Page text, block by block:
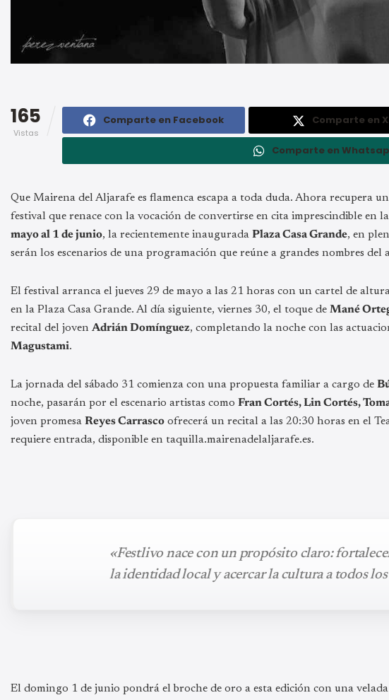
165
Vistas
Comparte en Facebook Comparte en X
Comparte en
Que Mairena del Aljarafe es flamenca escapa a toda duda. Ahora recupera
festival que renace con la vocación de convertirse en cita imprescindible en
mayo al 1 de junio, la recientemente inaugurada Plaza Casa Grande, en
serán los escenarios de una programación que reúne a grandes nombres del
El festival arranca el jueves 29 de mayo a las 21 horas con un cartel de
en la Plaza Casa Grande. Al día siguiente, viernes 30, el toque de Mané
recital del joven Adrián Domínguez, completando la noche con las
Magustami.
La jornada del sábado 31 comienza con una propuesta familiar a cargo de
noche, pasarán por el escenario artistas como Fran Cortés, Lin Cortés,
joven promesa Reyes Carrasco ofrecerá un recital a las 20:30 horas en el
requiere entrada, disponible en taquilla.mairenadelaljarafe.es.
«Festlivo nace con un propósito claro:
la identidad local y acercar la cultura a todos
El domingo 1 de junio pondrá el broche de oro a esta edición con una